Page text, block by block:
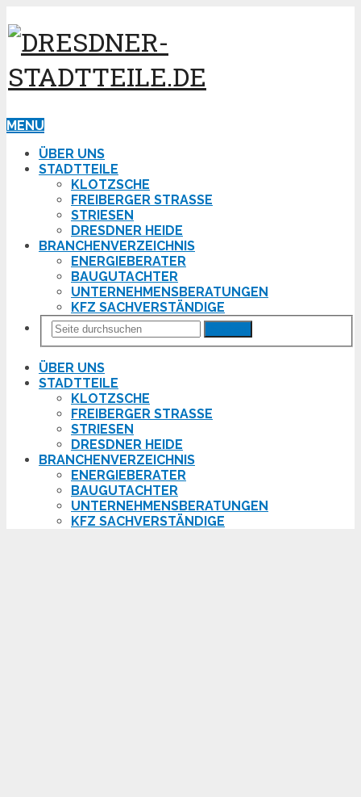
MENU
ÜBER UNS
STADTTEILE
KLOTZSCHE
FREIBERGER STRASSE
STRIESEN
DRESDNER HEIDE
BRANCHENVERZEICHNIS
ENERGIEBERATER
BAUGUTACHTER
UNTERNEHMENSBERATUNGEN
KFZ SACHVERSTÄNDIGE
ÜBER UNS
STADTTEILE
KLOTZSCHE
FREIBERGER STRASSE
STRIESEN
DRESDNER HEIDE
BRANCHENVERZEICHNIS
ENERGIEBERATER
BAUGUTACHTER
UNTERNEHMENSBERATUNGEN
KFZ SACHVERSTÄNDIGE